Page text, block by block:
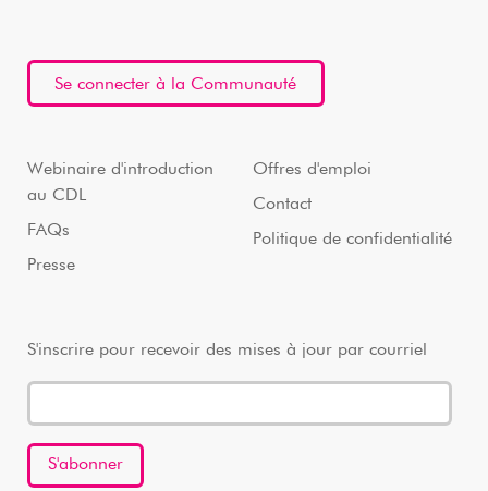
Se connecter à la Communauté
Webinaire d'introduction
au CDL
FAQs
Presse
Offres d'emploi
Contact
Politique de confidentialité
S'inscrire pour recevoir des mises à jour par courriel